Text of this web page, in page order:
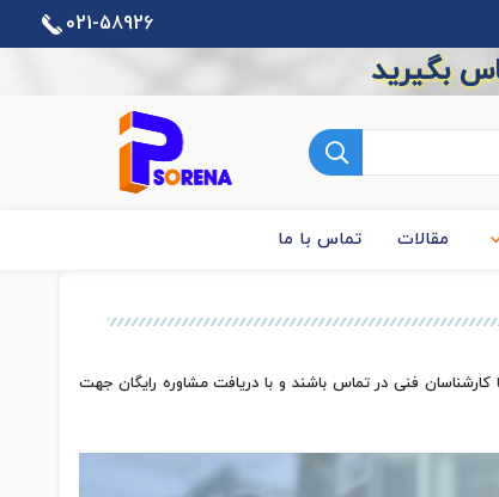
021-58926
بگیرید
مقالات تماس با ما
فنی در تماس باشند و با دریافت مشاوره رایگان جهت